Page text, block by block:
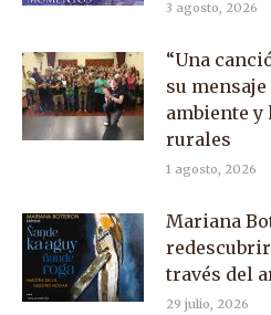
3 agosto, 2026
“Una
su
ambiente y
rurales
1 agosto, 2026
Mariana
través del
29 julio, 2026